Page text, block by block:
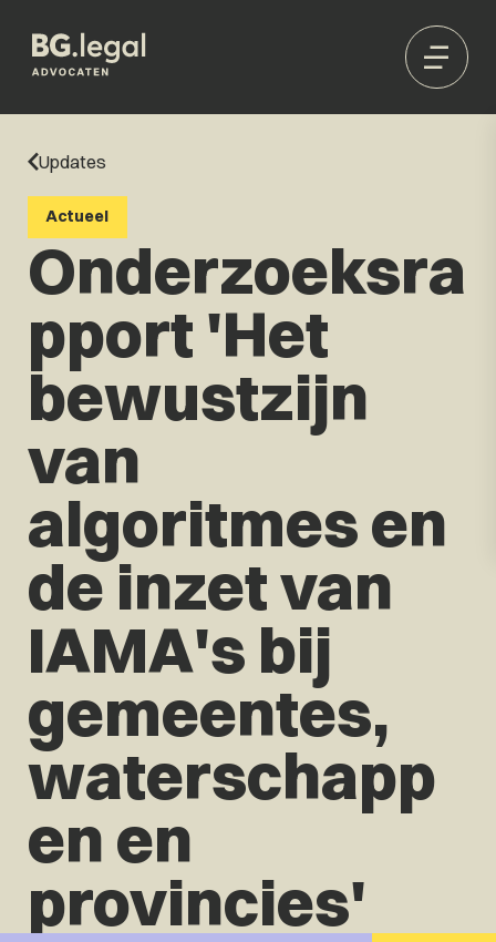
Updates
Actueel
Onderzoeksra
pport 'Het
bewustzijn
van
algoritmes en
de inzet van
IAMA's bij
gemeentes,
waterschapp
en en
provincies'